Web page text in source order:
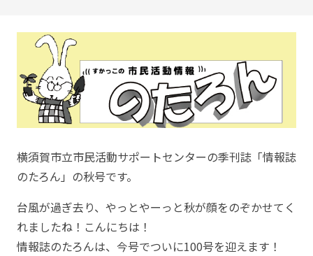
横須賀市立市民活動サポートセンターの季刊誌「情報誌
のたろん」の秋号です。
台風が過ぎ去り、やっとやーっと秋が顔をのぞかせてく
れましたね！こんにちは！
情報誌のたろんは、今号でついに100号を迎えます！